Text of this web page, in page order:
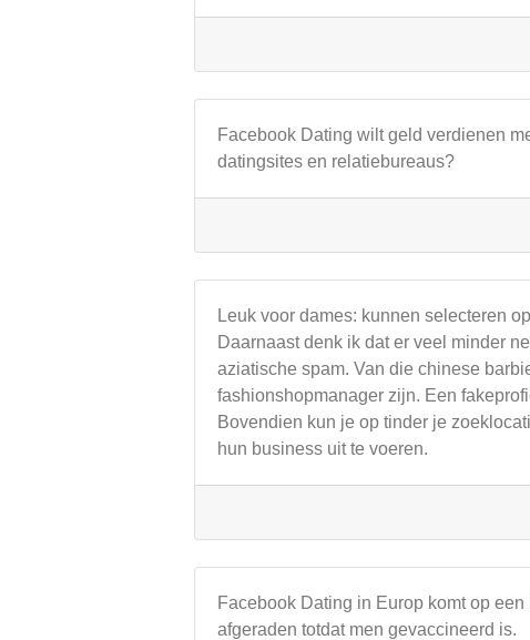
Facebook Dating wilt geld verdienen
datingsites en relatiebureaus?
Leuk voor dames: kunnen selecteren
Daarnaast denk ik dat er veel minder
aziatische spam. Van die chinese
fashionshopmanager zijn. Een
Bovendien kun je op tinder je
hun business uit te voeren.
Facebook Dating in Europ komt op
afgeraden totdat men gevaccineerd is.